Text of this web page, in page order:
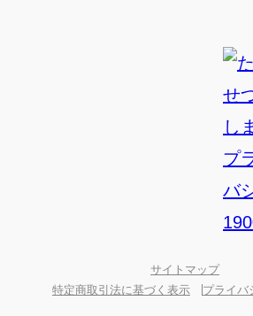
サイトマップ
特定商取引法に基づく表示
プライバ